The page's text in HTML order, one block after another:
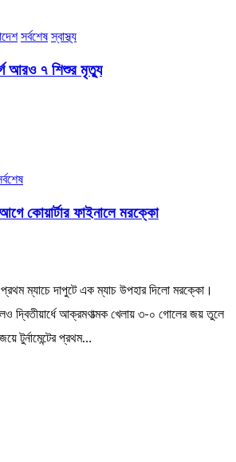
সর্বশেষ স্বাস্থ্য
আরও ৭ শিশুর মৃত্যু
আগে কোয়ার্টার ফাইনালে মরক্কো
ম্যাচে দাপুটে এক ম্যাচ উপহার দিলো মরক্কো।
দ্বিতীয়ার্ধে আক্রমণাত্মক খেলায় ৩-০ গোলের জয় তুলে
টুর্নামেন্টের প্রথম…